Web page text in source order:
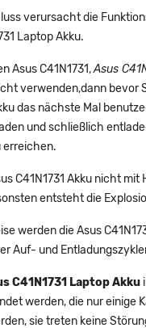
verursacht die
Laptop Akku.
Asus C41N1731,Asus
verwenden,dann bevor
das nächste Mal
und schließlich
erreichen.
C41N1731 Akku nicht mit
entsteht die
werden die Asus
Auf- und
C41N1731 Laptop Akku
werden, die nur einige
sie treten keine